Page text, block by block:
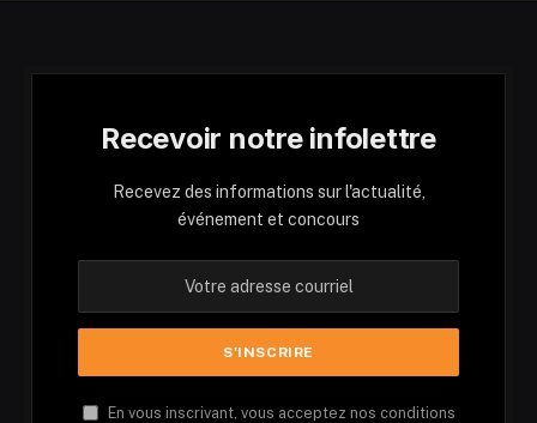
Recevoir notre infolettre
Recevez des informations sur l'actualité,
événement et concours
En vous inscrivant, vous acceptez nos conditions